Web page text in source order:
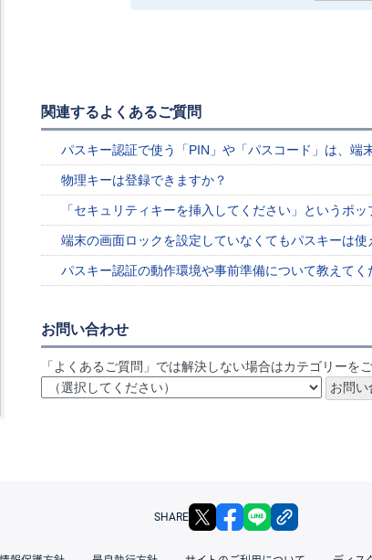
関連するよくあるご質問
パスキー認証で使う「PIN」や「パスコード」は、端
物理キーは登録できますか？
「セキュリティキーを挿入してください」というポッ
端末の画面ロックを設定していなくてもパスキーは使
パスキー認証の動作環境や事前準備について教えてく
お問い合わせ
「よくあるご質問」では解決しない場合はカテゴリーを
SHARE X facebook